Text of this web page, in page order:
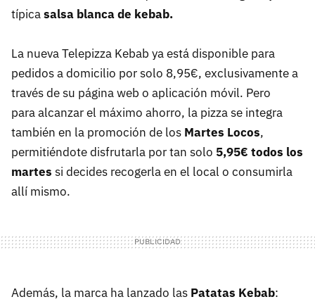
típicasalsa blanca de kebab.
La nueva Telepizza Kebab ya está disponible para
pedidos a domicilio por solo 8,95€, exclusivamente a
través de su página web o aplicación móvil. Pero
para alcanzar el máximo ahorro, la pizza se integra
también en la promoción de los Martes Locos,
permitiéndote disfrutarla por tan solo 5,95€ todos los
martes si decides recogerla en el local o consumirla
allí mismo.
Además, la marca ha lanzado las Patatas Kebab: